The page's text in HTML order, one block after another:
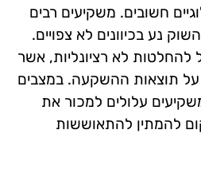
חשובים. משקיעים רבים
נע בכיוונים לא צפויים.
להחלטות לא רציונליות, אשר
תוצאות ההשקעה. במצבים
עלולים למכור את
להמתין להתאוששות